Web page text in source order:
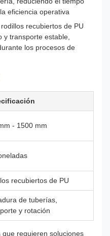
eficiencia operativa
recubiertos de PU
y transporte estable,
los procesos de
- 1500 mm
recubiertos de PU
de tuberías,
y rotación
requieren soluciones